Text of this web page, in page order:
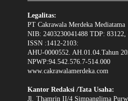
Legalitas:
PT Cakrawala Merdeka Mediatama
NIB: 2403230041488 TDP: 83122,
ISSN :1412-2103:
AHU-0000552. AH.01.04.Tahun
NPWP:94.542.576.7-514.000
www.cakrawalamerdeka.com
Kantor Redaksi /Tata Usaha:
Jl. Thamrin II/4 Simpanglima